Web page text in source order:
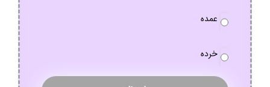
سفارش
عمده
خرده